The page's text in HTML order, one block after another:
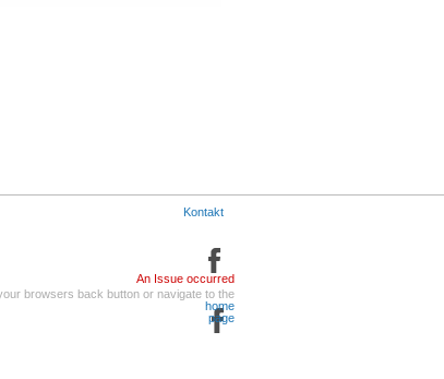
Kontakt
An Issue occurred
browsers back button or navigate to the
home
page